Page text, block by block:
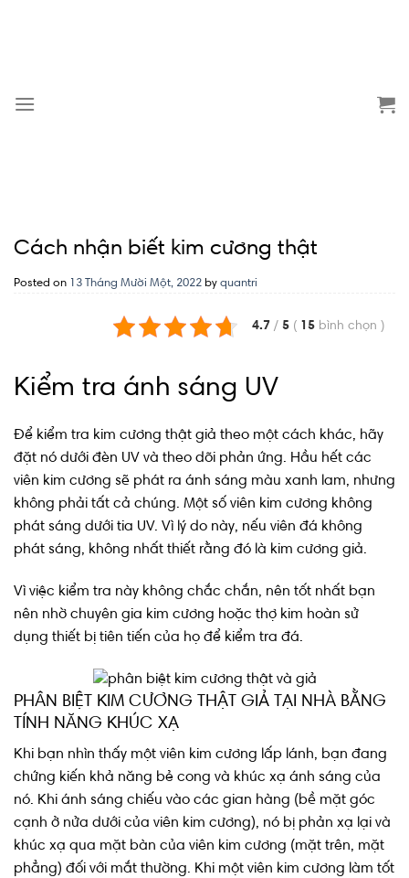
Cách nhận biết kim cương thật
Posted on 13 Tháng Mười Một, 2022 by quantri
4.7 / 5 ( 15 bình chọn )
Kiểm tra ánh sáng UV
Để kiểm tra kim cương thật giả theo một cách khác, hãy
đặt nó dưới đèn UV và theo dõi phản ứng. Hầu hết các
viên kim cương sẽ phát ra ánh sáng màu xanh lam, nhưng
không phải tất cả chúng. Một số viên kim cương không
phát sáng dưới tia UV. Vì lý do này, nếu viên đá không
phát sáng, không nhất thiết rằng đó là kim cương giả.
Vì việc kiểm tra này không chắc chắn, nên tốt nhất bạn
nên nhờ chuyên gia kim cương hoặc thợ kim hoàn sử
dụng thiết bị tiên tiến của họ để kiểm tra đá.
PHÂN BIỆT KIM CƯƠNG THẬT GIẢ TẠI NHÀ BẰNG
TÍNH NĂNG KHÚC XẠ
Khi bạn nhìn thấy một viên kim cương lấp lánh, bạn đang
chứng kiến ​​khả năng bẻ cong và khúc xạ ánh sáng của
nó. Khi ánh sáng chiếu vào các gian hàng (bề mặt góc
cạnh ở nửa dưới của viên kim cương), nó bị phản xạ lại và
khúc xạ qua mặt bàn của viên kim cương (mặt trên, mặt
phẳng) đối với mắt thường. Khi một viên kim cương làm tốt